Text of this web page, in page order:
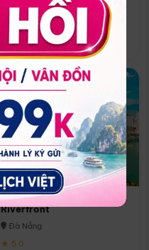
Quoc
Phú Quốc
★ 5.0
Melia Vinpearl Danang
Riverfront
Đà Nẵng
★ 5.0